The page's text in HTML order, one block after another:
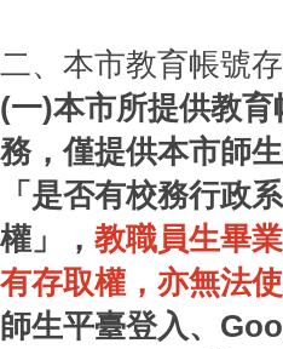
二、本市教育帳號
(一)本市所提供教
務，僅提供本市師
「是否有校務行政
權」， 教職員生畢
有存取權，亦無法
師生平臺登入、